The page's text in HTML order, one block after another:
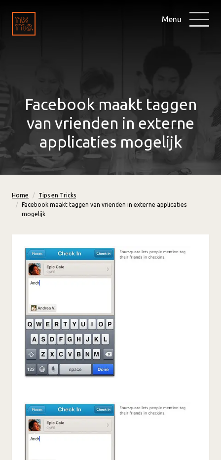
Menu
Facebook maakt taggen
van vrienden in externe
applicaties mogelijk
Home
Tips en Tricks
Facebook maakt taggen van vrienden in externe applicaties
mogelijk